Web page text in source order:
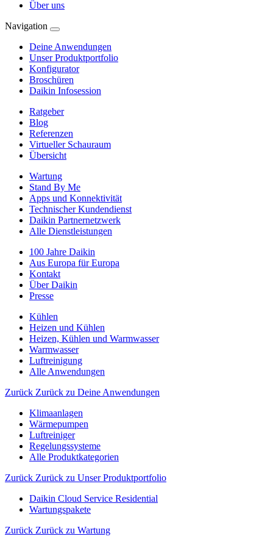
Über uns
Navigation
Deine Anwendungen
Unser Produktportfolio
Konfigurator
Broschüren
Daikin Infosession
Ratgeber
Blog
Referenzen
Virtueller Schauraum
Übersicht
Wartung
Stand By Me
Apps und Konnektivität
Technischer Kundendienst
Daikin Partnernetzwerk
Alle Dienstleistungen
100 Jahre Daikin
Aus Europa für Europa
Kontakt
Über Daikin
Presse
Kühlen
Heizen und Kühlen
Heizen, Kühlen und Warmwasser
Warmwasser
Luftreinigung
Alle Anwendungen
Zurück Zurück zu Deine Anwendungen
Klimaanlagen
Wärmepumpen
Luftreiniger
Regelungssysteme
Alle Produktkategorien
Zurück Zurück zu Unser Produktportfolio
Daikin Cloud Service Residential
Wartungspakete
Zurück Zurück zu Wartung